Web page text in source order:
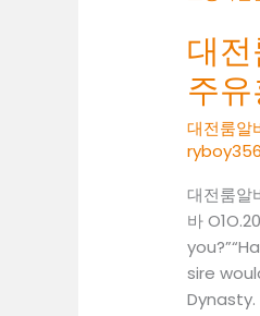
밤
알
바
흥
덕
룸
알
바
대
주
대전룸알
대전룸알
바
sire